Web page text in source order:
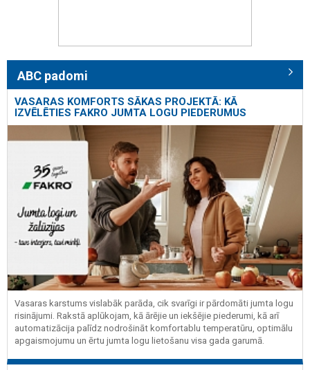
ABC padomi
VASARAS KOMFORTS SĀKAS PROJEKTĀ: KĀ
IZVĒLĒTIES FAKRO JUMTA LOGU PIEDERUMUS
Vasaras karstums vislabāk parāda, cik svarīgi ir pārdomāti jumta logu
risinājumi. Rakstā aplūkojam, kā ārējie un iekšējie piederumi, kā arī
automatizācija palīdz nodrošināt komfortablu temperatūru, optimālu
apgaismojumu un ērtu jumta logu lietošanu visa gada garumā.